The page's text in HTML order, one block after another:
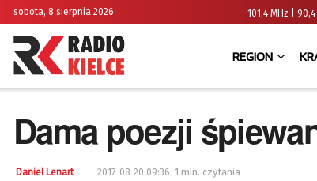
sobota, 8 sierpnia 2026 101,4 MHz |
REGION
Dama poezji
Daniel Lenart 2017-08-20 09:36 1 min. czytania